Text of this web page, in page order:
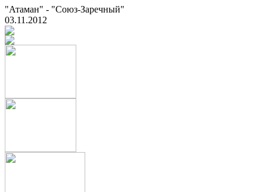
"Атаман" - "Союз-Заречный"
03.11.2012